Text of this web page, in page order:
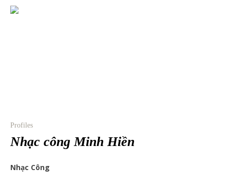
Profiles
Nhạc công Minh Hiền
Nhạc Công